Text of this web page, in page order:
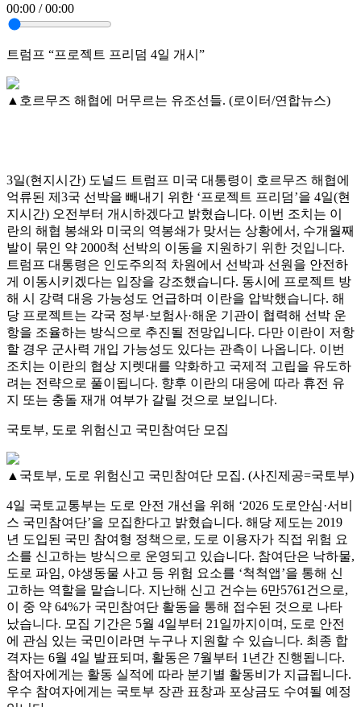
00:00 / 00:00
트럼프 “프로젝트 프리덤 4일 개시”
▲호르무즈 해협에 머무르는 유조선들. (로이터/연합뉴스)
3일(현지시간) 도널드 트럼프 미국 대통령이 호르무즈 해협에
억류된 제3국 선박을 빼내기 위한 ‘프로젝트 프리덤’을 4일(현
지시간) 오전부터 개시하겠다고 밝혔습니다. 이번 조치는 이
란의 해협 봉쇄와 미국의 역봉쇄가 맞서는 상황에서, 수개월째
발이 묶인 약 2000척 선박의 이동을 지원하기 위한 것입니다.
트럼프 대통령은 인도주의적 차원에서 선박과 선원을 안전하
게 이동시키겠다는 입장을 강조했습니다. 동시에 프로젝트 방
해 시 강력 대응 가능성도 언급하며 이란을 압박했습니다. 해
당 프로젝트는 각국 정부·보험사·해운 기관이 협력해 선박 운
항을 조율하는 방식으로 추진될 전망입니다. 다만 이란이 저항
할 경우 군사력 개입 가능성도 있다는 관측이 나옵니다. 이번
조치는 이란의 협상 지렛대를 약화하고 국제적 고립을 유도하
려는 전략으로 풀이됩니다. 향후 이란의 대응에 따라 휴전 유
지 또는 충돌 재개 여부가 갈릴 것으로 보입니다.
국토부, 도로 위험신고 국민참여단 모집
▲국토부, 도로 위험신고 국민참여단 모집. (사진제공=국토부)
4일 국토교통부는 도로 안전 개선을 위해 ‘2026 도로안심·서비
스 국민참여단’을 모집한다고 밝혔습니다. 해당 제도는 2019
년 도입된 국민 참여형 정책으로, 도로 이용자가 직접 위험 요
소를 신고하는 방식으로 운영되고 있습니다. 참여단은 낙하물,
도로 파임, 야생동물 사고 등 위험 요소를 ‘척척앱’을 통해 신
고하는 역할을 맡습니다. 지난해 신고 건수는 6만5761건으로,
이 중 약 64%가 국민참여단 활동을 통해 접수된 것으로 나타
났습니다. 모집 기간은 5월 4일부터 21일까지이며, 도로 안전
에 관심 있는 국민이라면 누구나 지원할 수 있습니다. 최종 합
격자는 6월 4일 발표되며, 활동은 7월부터 1년간 진행됩니다.
참여자에게는 활동 실적에 따라 분기별 활동비가 지급됩니다.
우수 참여자에게는 국토부 장관 표창과 포상금도 수여될 예정